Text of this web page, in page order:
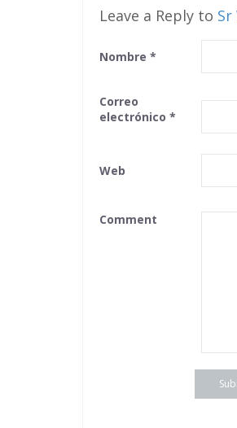
Leave a Reply to Sr
Nombre *
Correo
electrónico *
Web
Comment